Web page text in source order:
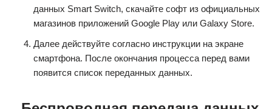
данных Smart Switch, скачайте софт из официальных
магазинов приложений Google Play или Galaxy Store.
Далее действуйте согласно инструкции на экране
смартфона. После окончания процесса перед вами
появится список переданных данных.